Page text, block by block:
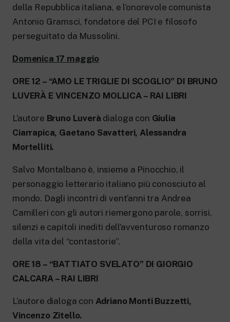
della Repubblica italiana, e l’onorevole comunista
Antonio Gramsci, fondatore del PCI e filosofo
perseguitato da Mussolini.
Domenica 17 maggio
ORE 12 – “AMO LE TRIGLIE DI SCOGLIO” DI BRUNO
LUVERÀ E VINCENZO MOLLICA – RAI LIBRI
L’autore Bruno Luverà dialoga con Giulia
Ciarrapica, Gaetano Savatteri, Alessandra
Mortelliti.
Salvo Montalbano è, insieme a Pinocchio, il
personaggio letterario italiano più conosciuto al
mondo. Dagli incontri di vent’anni tra Andrea
Camilleri con gli autori riemergono parole, sorrisi,
silenzi e capitoli inediti dell’avventuroso romanzo
della vita del “contastorie”.
ORE 18 – “BATTIATO SVELATO” DI GIORGIO
CALCARA – RAI LIBRI
L’autore dialoga con Adriano Monti Buzzetti,
Vincenzo Zitello.